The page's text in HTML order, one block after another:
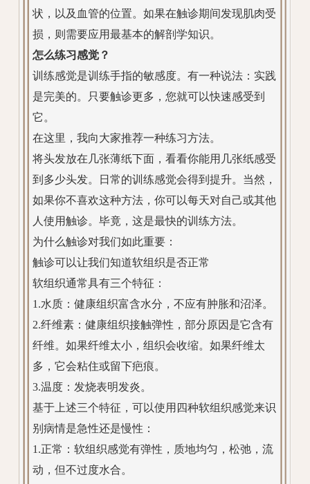
状，以及血管的位置。如果在触诊期间发现肌肉受
损，则需要应用最基本的解剖学知识。
怎么练习感觉？
训练感觉是训练手指的敏感度。有一种说法：实践
是完美的。只要触诊更多，您就可以快速感受到
它。
在这里，我向大家推荐一种练习方法。
将头发放在几张薄纸下面，看看你能用几张纸感受
到多少头发。日常的训练感觉会得到提升。当然，
如果你不喜欢这种方法，你可以每天对自己或其他
人使用触诊。毕竟，这是最快的训练方法。
为什么触诊对我们如此重要：
触诊可以让我们知道软组织是否正常
软组织通常具有三个特征：
1.水质：健康组织富含水分，不应有肿胀和沼泽。
2.纤维素：健康组织接触弹性，部分原因是它含有
纤维。如果纤维太小，组织会收缩。如果纤维太
多，它会粘住或留下疤痕。
3.温度：发烧表明发炎。
基于上述三个特征，可以使用四种软组织感觉来识
别病情是急性还是慢性：
1.正常：软组织感觉有弹性，质地均匀，松弛，流
动，但不过度水合。